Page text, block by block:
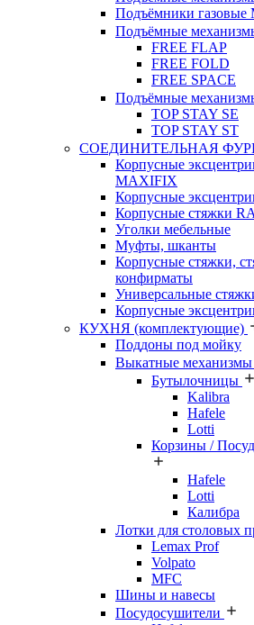
Подъёмники газовые
Подъёмные
FREE FLAP
FREE FOLD
FREE SPACE
Подъёмные
TOP STAY SE
TOP STAY ST
СОЕДИНИТЕЛЬНАЯ
Корпусные
MAXIFIX
Корпусные
Корпусные стяжки
Уголки мебельные
Муфты, шканты
Корпусные стяжки,
конфирматы
Универсальные
Корпусные
КУХНЯ (комплектующие)
Поддоны под мойку
Выкатные механизмы
Бутылочницы
Kalibra
Hafele
Lotti
Корзины /
Hafele
Lotti
Калибра
Лотки для столовых
Lemax Prof
Volpato
MFC
Шины и навесы
Посудосушители